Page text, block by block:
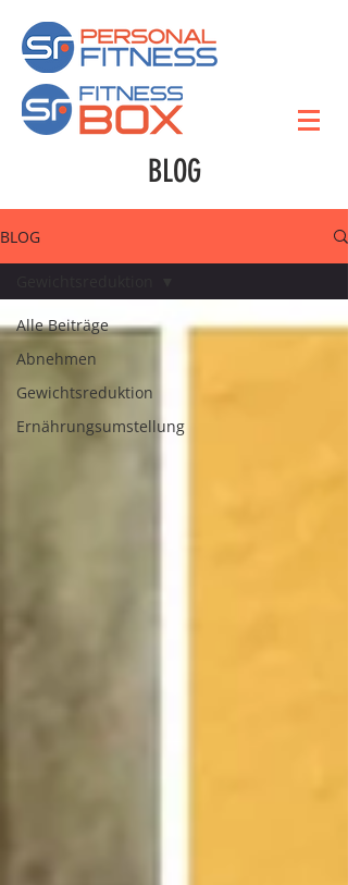
BLOG
BLOG
Alle Beiträge
Abnehmen
Gewichtsreduktion
Ernährungsumstellung